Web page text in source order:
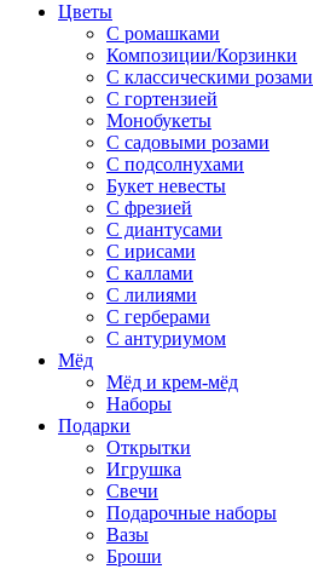
Цветы
С ромашками
Композиции/Корзинки
С классическими розами
С гортензией
Монобукеты
С садовыми розами
С подсолнухами
Букет невесты
С фрезией
С диантусами
С ирисами
С каллами
C лилиями
С герберами
С антуриумом
Мёд
Мёд и крем-мёд
Наборы
Подарки
Открытки
Игрушка
Свечи
Подарочные наборы
Вазы
Броши